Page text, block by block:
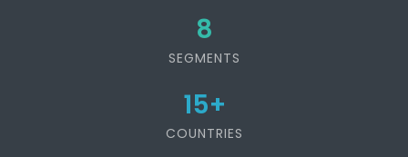
8
SEGMENTS
15+
COUNTRIES